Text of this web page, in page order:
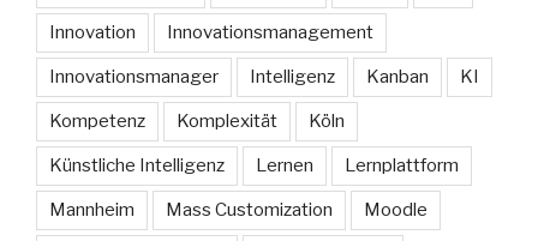
Innovation Innovationsmanagement
Innovationsmanager Intelligenz Kanban KI
Kompetenz Komplexität Köln
Künstliche Intelligenz Lernen Lernplattform
Mannheim Mass Customization Moodle